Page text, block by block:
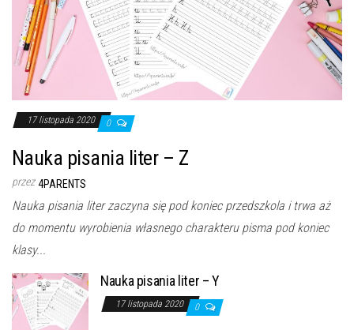
17 listopada 2020 0
Nauka pisania liter – Z
przez 4PARENTS
Nauka pisania liter zaczyna się pod koniec przedszkola i trwa aż
do momentu wyrobienia własnego charakteru pisma pod koniec
klasy...
Nauka pisania liter – Y
17 listopada 2020 0